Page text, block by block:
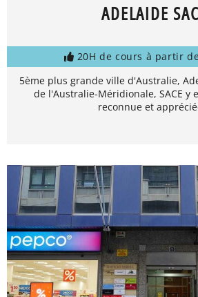
ADELAIDE
20H de cours à partir
5ème plus grande ville d'Australie,
de l'Australie-Méridionale, SACE y
reconnue et